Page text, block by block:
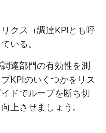
クス（調達KPIとも呼
いる。
達部門の有効性を測
KPIのいくつかをリス
ドでループを断ち切
上させましょう。